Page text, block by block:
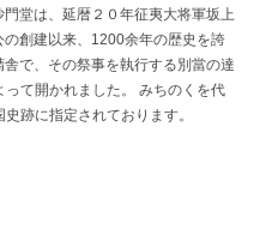
門堂は、延暦２０年征夷大将軍坂上
の創建以来、1200余年の歴史を誇
舎で、その祭事を執行する別當の達
て開かれました。 みちのくを代
跡に指定されております。